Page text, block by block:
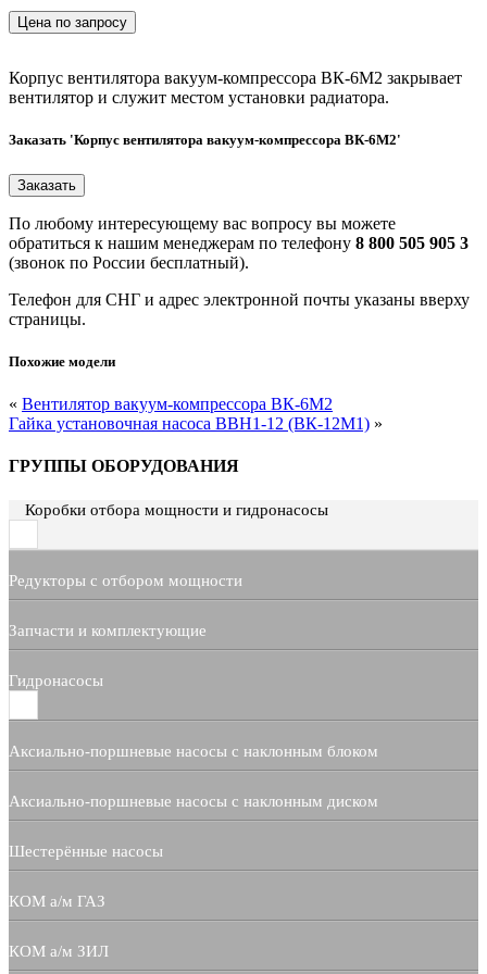
Цена по запросу
Корпус вентилятора вакуум-компрессора ВК-6М2 закрывает
вентилятор и служит местом установки радиатора.
Заказать 'Корпус вентилятора вакуум-компрессора ВК-6М2'
По любому интересующему вас вопросу вы можете
обратиться к нашим менеджерам по телефону 8 800 505 905 3
(звонок по России бесплатный).
Телефон для СНГ и адрес электронной почты указаны вверху
страницы.
Похожие модели
« Вентилятор вакуум-компрессора ВК-6М2
Гайка установочная насоса ВВН1-12 (ВК-12М1) »
ГРУППЫ ОБОРУДОВАНИЯ
Коробки отбора мощности и гидронасосы
Редукторы с отбором мощности
Запчасти и комплектующие
Гидронасосы
Аксиально-поршневые насосы с наклонным блоком
Аксиально-поршневые насосы с наклонным диском
Шестерённые насосы
КОМ а/м ГАЗ
КОМ а/м ЗИЛ